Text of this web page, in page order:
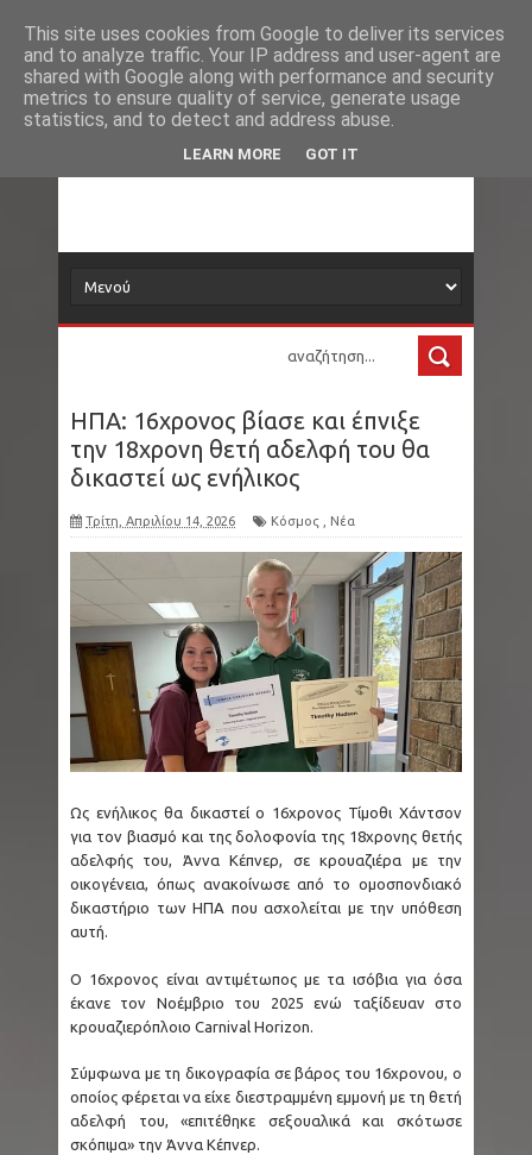
Νέα Loading...
δορυφόρος
Τα νέα όλου του κόσμου στο πιάτο σας
ΗΠΑ: 16χρονος βίασε και έπνιξε
την 18χρονη θετή αδελφή του θα
δικαστεί ως ενήλικος
Τρίτη, Απριλίου 14, 2026 Κόσμος Νέα
Ως ενήλικος θα δικαστεί ο 16χρονος Τίμοθι Χάντσον
για τον βιασμό και της δολοφονία της 18χρονης θετής
αδελφής του, Άννα Κέπνερ, σε κρουαζιέρα με την
οικογένεια, όπως ανακοίνωσε από το ομοσπονδιακό
δικαστήριο των ΗΠΑ που ασχολείται με την υπόθεση
αυτή.
Ο 16χρονος είναι αντιμέτωπος με τα ισόβια για όσα
έκανε τον Νοέμβριο του 2025 ενώ ταξίδευαν στο
κρουαζιερόπλοιο Carnival Horizon.
Σύμφωνα με τη δικογραφία σε βάρος του 16χρονου, ο
οποίος φέρεται να είχε διεστραμμένη εμμονή με τη θετή
αδελφή του, «επιτέθηκε σεξουαλικά και σκότωσε
σκόπιμα» την Άννα Κέπνερ.
This site uses cookies from Google to deliver its services
and to analyze traffic. Your IP address and user-agent are
shared with Google along with performance and security
metrics to ensure quality of service, generate usage
statistics, and to detect and address abuse.
LEARN MORE GOT IT